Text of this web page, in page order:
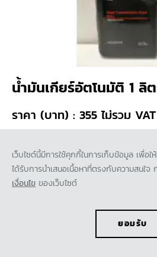
น้ำมันเกียร์อัตโนมัติ 1 ลิ
ราคา (บาท) : 355 ไม่รวม
ประสิทธิภาพสูงสุดของระบบเกียร์อัต
รหัสสินค้า : MZ320775
เว็บไซต์นี้มีการใช้คุกกี้ในการเก็บข้อมูล เพื่อ
ได้รับการนำเสนอเนื้อหาที่ตรงกับความสนใ
เงื่อนไข ของเว็บไซต์
ยอมรับ